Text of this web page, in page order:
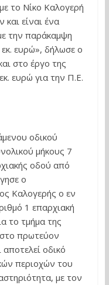
το Νίκο Καλογερή
είναι ένα
την παράκαμψη
ευρώ», δήλωσε ο
στο έργο της
ευρώ για την Π.Ε.
οδικού
μήκους 7
οδού από
ο
Καλογερής ο εν
1 επαρχιακή
το τμήμα της
πρωτεύον
οδικό
περιοχών του
με τον